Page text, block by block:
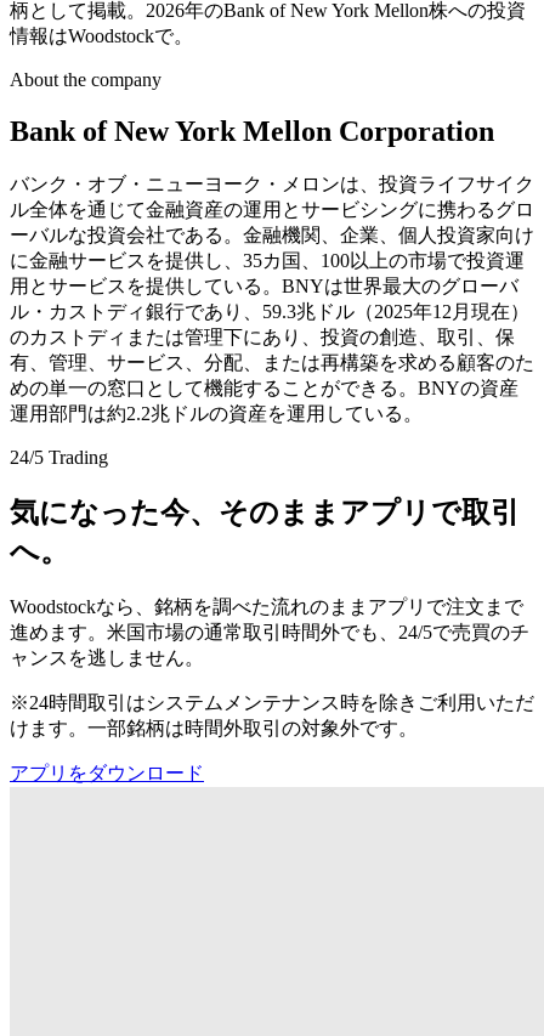
柄として掲載。2026年のBank of New York Mellon株への投資
情報はWoodstockで。
About the company
Bank of New York Mellon Corporation
バンク・オブ・ニューヨーク・メロンは、投資ライフサイク
ル全体を通じて金融資産の運用とサービシングに携わるグロ
ーバルな投資会社である。金融機関、企業、個人投資家向け
に金融サービスを提供し、35カ国、100以上の市場で投資運
用とサービスを提供している。BNYは世界最大のグローバ
ル・カストディ銀行であり、59.3兆ドル（2025年12月現在）
のカストディまたは管理下にあり、投資の創造、取引、保
有、管理、サービス、分配、または再構築を求める顧客のた
めの単一の窓口として機能することができる。BNYの資産
運用部門は約2.2兆ドルの資産を運用している。
24/5 Trading
気になった今、そのままアプリで取引
へ。
Woodstockなら、銘柄を調べた流れのままアプリで注文まで
進めます。米国市場の通常取引時間外でも、24/5で売買のチ
ャンスを逃しません。
※24時間取引はシステムメンテナンス時を除きご利用いただ
けます。一部銘柄は時間外取引の対象外です。
アプリをダウンロード